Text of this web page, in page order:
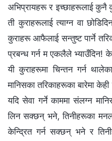
अभिप्रायहरू र इच्छाहरूलाई कुनै
ती कुराहरूलाई त्याग्न वा
कुराहरू आफैलाई सन्तुष्ट पार्ने
प्रबन्ध गर्न म एकलैले भ्याउँदिन!
यी कुराहरूमा चिन्तन गर्न
मानिसका तरिकाहरूका बारेमा
यदि सेवा गर्ने काममा संलग्न
लिन सक्छन् भने, तिनीहरूका
केन्द्रित गर्न सक्छन् भने र